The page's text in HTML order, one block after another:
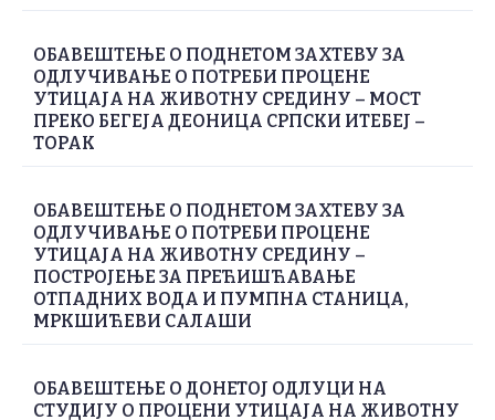
ОБАВЕШТЕЊЕ О ПОДНЕТОМ ЗАХТЕВУ ЗА
ОДЛУЧИВАЊЕ О ПОТРЕБИ ПРОЦЕНЕ
УТИЦАЈА НА ЖИВОТНУ СРЕДИНУ – МОСТ
ПРЕКО БЕГЕЈА ДЕОНИЦА СРПСКИ ИТЕБЕЈ –
ТОРАК
ОБАВЕШТЕЊЕ О ПОДНЕТОМ ЗАХТЕВУ ЗА
ОДЛУЧИВАЊЕ О ПОТРЕБИ ПРОЦЕНЕ
УТИЦАЈА НА ЖИВОТНУ СРЕДИНУ –
ПОСТРОЈЕЊЕ ЗА ПРЕЋИШЋАВАЊЕ
ОТПАДНИХ ВОДА И ПУМПНА СТАНИЦА,
МРКШИЋЕВИ САЛАШИ
ОБАВЕШТЕЊЕ О ДОНЕТОЈ ОДЛУЦИ НА
СТУДИЈУ О ПРОЦЕНИ УТИЦАЈА НА ЖИВОТНУ